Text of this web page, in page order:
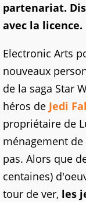
partenariat.
avec la licence.
Electronic Arts
nouveaux
de la saga Star
héros de Jedi
propriétaire de
ménagement
pas. Alors que
centaines)
tour de ver, les